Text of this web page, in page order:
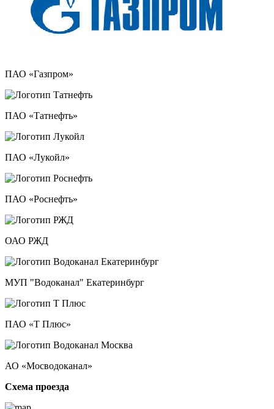
ПАО «Газпром»
ПАО «Татнефть»
ПАО «Лукойл»
ПАО «Роснефть»
ОАО РЖД
МУП "Водоканал" Екатеринбург
ПАО «Т Плюс»
АО «Мосводоканал»
Схема проезда